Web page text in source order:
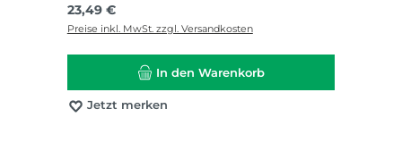
Regulärer Preis:
23,49 €
Preise inkl. MwSt. zzgl. Versandkosten
In den Warenkorb
Jetzt merken